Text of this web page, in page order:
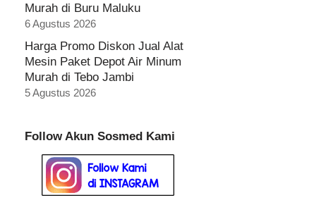
Murah di Buru Maluku
6 Agustus 2026
Harga Promo Diskon Jual Alat
Mesin Paket Depot Air Minum
Murah di Tebo Jambi
5 Agustus 2026
Follow Akun Sosmed Kami